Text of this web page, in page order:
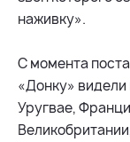
наживку».
С момента
«Донку»
Уругвае,